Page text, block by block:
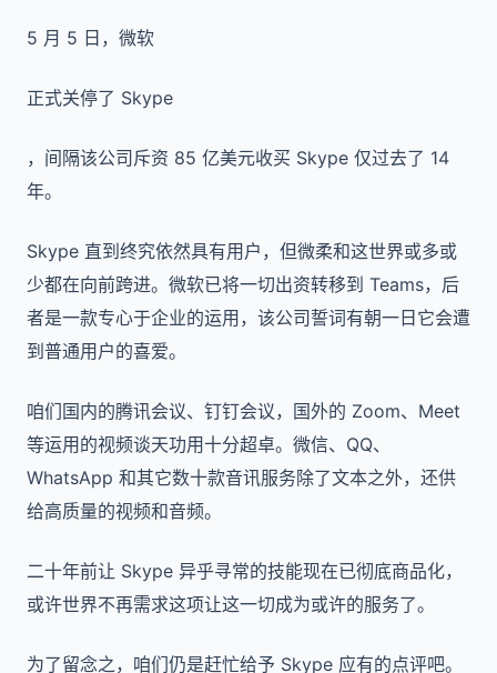
5 月 5 日，微软
正式关停了 Skype
，间隔该公司斥资 85 亿美元收买 Skype 仅过去了 14
年。
Skype 直到终究依然具有用户，但微柔和这世界或多或
少都在向前跨进。微软已将一切出资转移到 Teams，后
者是一款专心于企业的运用，该公司誓词有朝一日它会遭
到普通用户的喜爱。
咱们国内的腾讯会议、钉钉会议，国外的 Zoom、Meet
等运用的视频谈天功用十分超卓。微信、QQ、
WhatsApp 和其它数十款音讯服务除了文本之外，还供
给高质量的视频和音频。
二十年前让 Skype 异乎寻常的技能现在已彻底商品化，
或许世界不再需求这项让这一切成为或许的服务了。
为了留念之，咱们仍是赶忙给予 Skype 应有的点评吧。